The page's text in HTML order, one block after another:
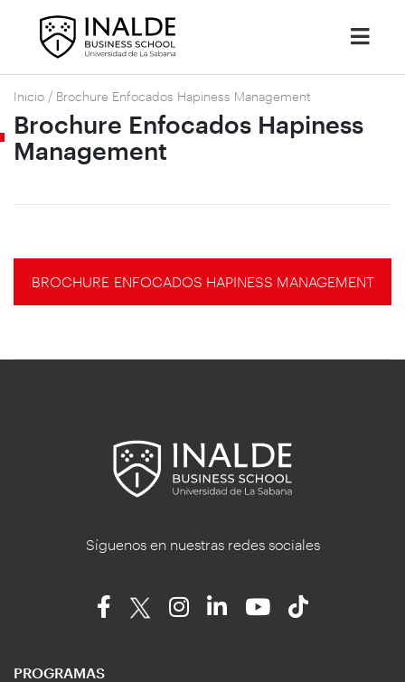
Inicio / Brochure Enfocados Hapiness Management
Brochure Enfocados Hapiness
Management
BROCHURE ENFOCADOS HAPINESS MANAGEMENT
Síguenos en nuestras redes sociales
PROGRAMAS